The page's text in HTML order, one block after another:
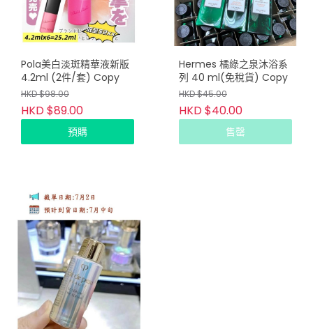
Pola美白淡斑精華液新版
4.2ml (2件/套) Copy
HKD $98.00
HKD $89.00
預購
Hermes 橘綠之泉沐浴系
列 40 ml(免稅貨) Copy
HKD $45.00
HKD $40.00
售罄